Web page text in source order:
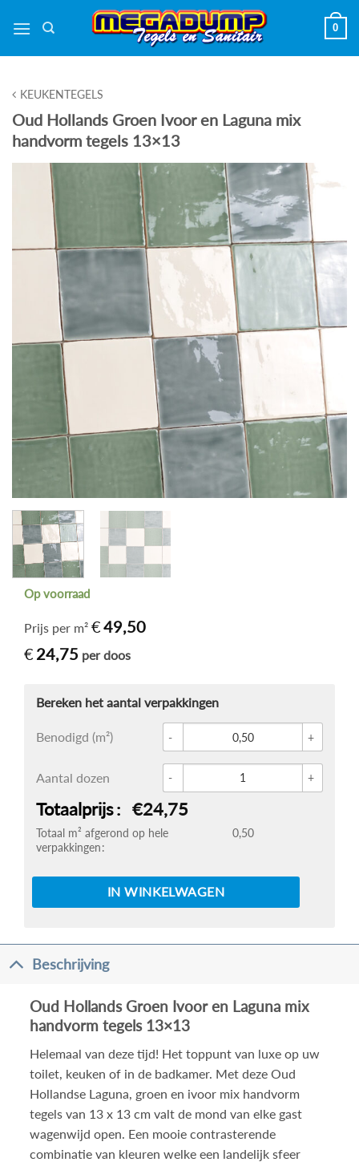
naar
0
KEUKENTEGELS
Oud Hollands Groen Ivoor en Laguna mix
handvorm tegels 13×13
Prijs per m² €49,50
€ 24,75 per doos
Op voorraad
Benodigd (m²) Glace
Aantal dozen Oud
Totaal m² afgerond op hele
verpakkingen
0,50
Totaalprijs €24,75
IN WINKELWAGEN
Beschrijving
Oud Hollands Groen Ivoor en Laguna mix
handvorm tegels 13×13
Helemaal van deze tijd! Het toppunt van luxe op uw
toilet, keuken of in de badkamer. Met deze Oud
Hollandse Laguna, groen en ivoor mix handvorm
tegels van 13 x 13 cm valt de mond van elke gast
wagenwijd open. Een mooie contrasterende
combinatie van kleuren welke een landelijk sfeer